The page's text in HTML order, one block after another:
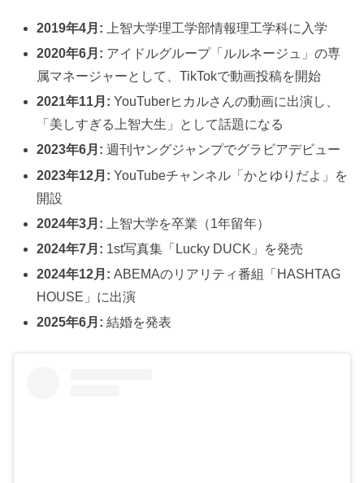
2019年4月: 上智大学理工学部情報理工学科に入学
2020年6月: アイドルグループ「ルルネージュ」の専
属マネージャーとして、TikTokで動画投稿を開始
2021年11月: YouTuberヒカルさんの動画に出演し、
「美しすぎる上智大生」として話題になる
2023年6月: 週刊ヤングジャンプでグラビアデビュー
2023年12月: YouTubeチャンネル「かとゆりだよ」を
開設
2024年3月: 上智大学を卒業（1年留年）
2024年7月: 1st写真集「Lucky DUCK」を発売
2024年12月: ABEMAのリアリティ番組「HASHTAG
HOUSE」に出演
2025年6月: 結婚を発表